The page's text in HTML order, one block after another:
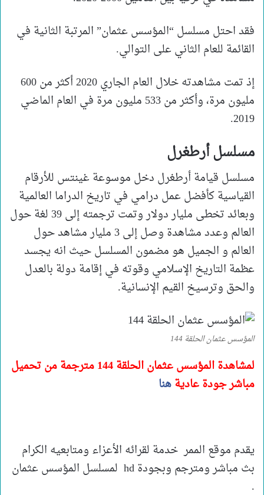
فقد احتل مسلسل “المؤسس عثمان” المرتبة الثانية في
القائمة للعام الثاني على التوالي.
إذ تمت مشاهدته خلال العام الجاري 2020 أكثر من 600
مليون مرة، وأكثر من 533 مليون مرة في العام الماضي
2019.
مسلسل أرطغرل
مسلسل قيامة أرطغرل دخل موسوعة غينتس للأرقام
القياسية كأفضل عمل درامي في تاريخ الدراما العالمية
وبعائد تخطى مليار دولار وتمت ترجمته إلى 39 لغة حول
العالم وعدد مشاهدة وصل إلى 3 مليار مشاهد حول
العالم و الجميل هو مضمون المسلسل حيث انه يجسد
عظمة التاريخ الإسلامي وقوته في إقامة دولة بالعدل
والحق وترسيخ القيم الإنسانية.
المؤسس عثمان الحلقة 144
لمشاهدة المؤسس عثمان الحلقة 144
مترجمة من تحميل
مباشر جودة عاديةهنا
يقدم موقع الممر خدمة لقرائه الأعزاء ومتابعيه الكرام
بث مباشر ومترجم وبجودة hd لمسلسل المؤسس عثمان
.